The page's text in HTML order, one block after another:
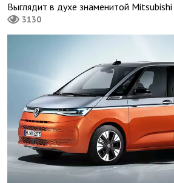
Выглядит в духе знаменитой
3130